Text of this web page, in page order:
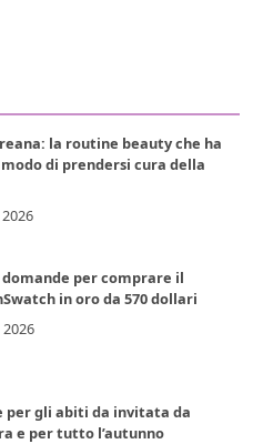
la routine beauty che ha
di prendersi cura della
per comprare il
in oro da 570 dollari
per gli abiti da invitata da
e per tutto l’autunno